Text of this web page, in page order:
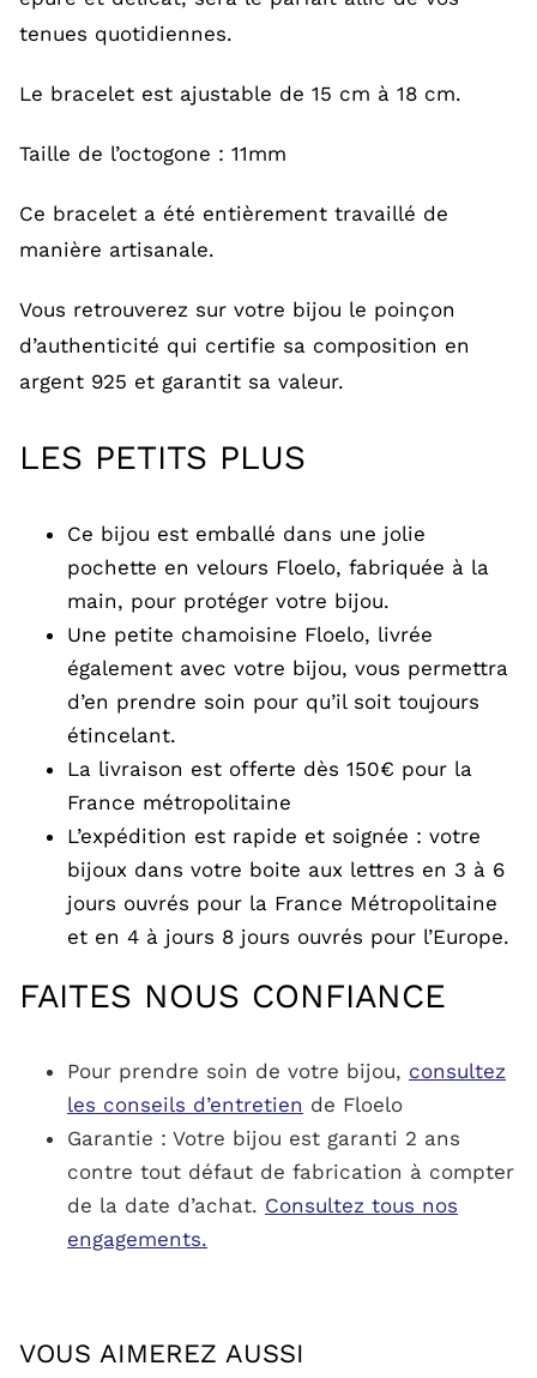
tenues quotidiennes.
Le bracelet est ajustable de 15 cm à 18 cm.
Taille de l’octogone : 11mm
Ce bracelet a été entièrement travaillé de
manière artisanale.
Vous retrouverez sur votre bijou le poinçon
d’authenticité qui certifie sa composition en
argent 925 et garantit sa valeur.
LES PETITS PLUS
Ce bijou est emballé dans une jolie
pochette en velours Floelo, fabriquée à la
main, pour protéger votre bijou.
Une petite chamoisine Floelo, livrée
également avec votre bijou, vous permettra
d’en prendre soin pour qu’il soit toujours
étincelant.
La livraison est offerte dès 150€ pour la
France métropolitaine
L’expédition est rapide et soignée : votre
bijoux dans votre boite aux lettres en 3 à 6
jours ouvrés pour la France Métropolitaine
et en 4 à jours 8 jours ouvrés pour l’Europe.
FAITES NOUS CONFIANCE
Pour prendre soin de votre bijou, consultez
les conseils d’entretien de Floelo
Garantie : Votre bijou est garanti 2 ans
contre tout défaut de fabrication à compter
de la date d’achat. Consultez tous nos
engagements.
VOUS AIMEREZ AUSSI